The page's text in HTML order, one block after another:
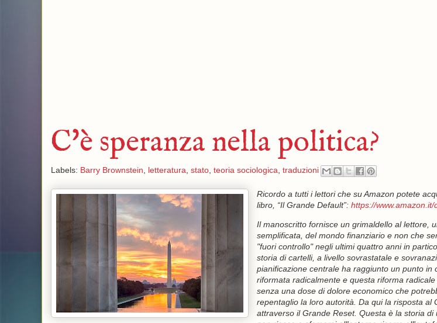
C'è speranza nella politica?
Labels: Barry Brownstein, letteratura, stato, teoria sociologica, traduzioni
Ricordo a tutti i lettori che su Amazon potete
libro, “Il Grande Default”: https://www.amazon.it/
Il manoscritto fornisce un grimaldello al lettore,
semplificata, del mondo finanziario e non che
"fuori controllo" negli ultimi quattro anni in
storia di cartelli, a livello sovrastatale e
pianificazione centrale ha raggiunto un punto in
riformata radicalmente e questa riforma
senza una dose di dolore economico che
repentaglio la loro autorità. Da qui la risposta al
attraverso il Grande Reset. Questa è la storia di